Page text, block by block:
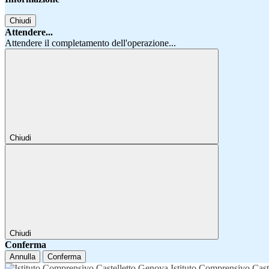
Chiudi
Attendere...
Attendere il completamento dell'operazione...
Chiudi
Chiudi
Conferma
Annulla Conferma